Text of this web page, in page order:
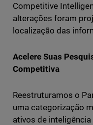
Competitive
alterações foram
localização das
Acelere Suas
Competitiva
Reestruturamos o
uma categorização
ativos de